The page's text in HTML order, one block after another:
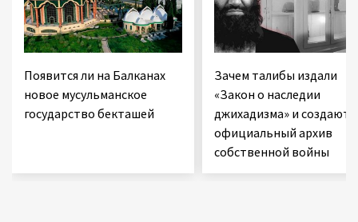
Появится ли на Балканах
новое мусульманское
государство бекташей
Зачем талибы издали
«Закон о наследии
джихадизма» и создают
официальный архив
собственной войны